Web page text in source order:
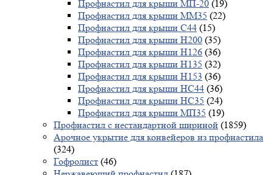
Профнастил для крыши МП-20 (19)
Профнастил для крыши ММ35 (22)
Профнастил для крыши С44 (15)
Профнастил для крыши Н200 (35)
Профнастил для крыши Н126 (36)
Профнастил для крыши Н135 (32)
Профнастил для крыши Н153 (36)
Профнастил для крыши НС44 (36)
Профнастил для крыши НС35 (24)
Профнастил для крыши МП35 (19)
Профнастил с нестандартной шириной (1859)
Арочное укрытие для конвейеров из профнастила
(324)
Гофролист (46)